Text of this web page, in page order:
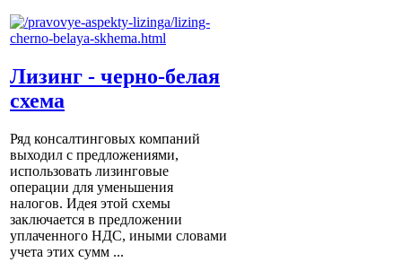
Лизинг - черно-белая
схема
Ряд консалтинговых компаний
выходил с предложениями,
использовать лизинговые
операции для уменьшения
налогов. Идея этой схемы
заключается в предложении
уплаченного НДС, иными словами
учета этих сумм ...